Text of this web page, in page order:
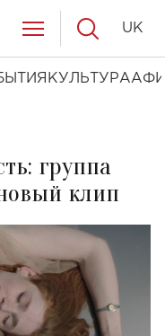
КУЛЬТУРА
UK
группа
клип